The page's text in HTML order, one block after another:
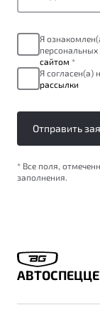
Яркий
от 2 219 990
Трейд-ин
Страхование
Расчет КАСКО
Узнайте о
Гарантия Belgee
Belgee Линк
Belgee Клуб
Реферальная
Клиентская
Правовая
Я
сайтом *
Я согласен(а)
рассылки
Отправить
* Все поля,
заполнения.